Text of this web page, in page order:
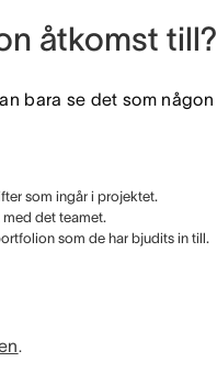
åtkomst till?
bara se det som någon
som ingår i projektet.
det teamet.
som de har bjudits in till.
.